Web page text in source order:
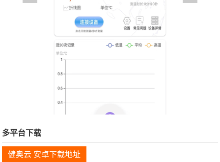
多平台下载
健奥云 安卓下载地址